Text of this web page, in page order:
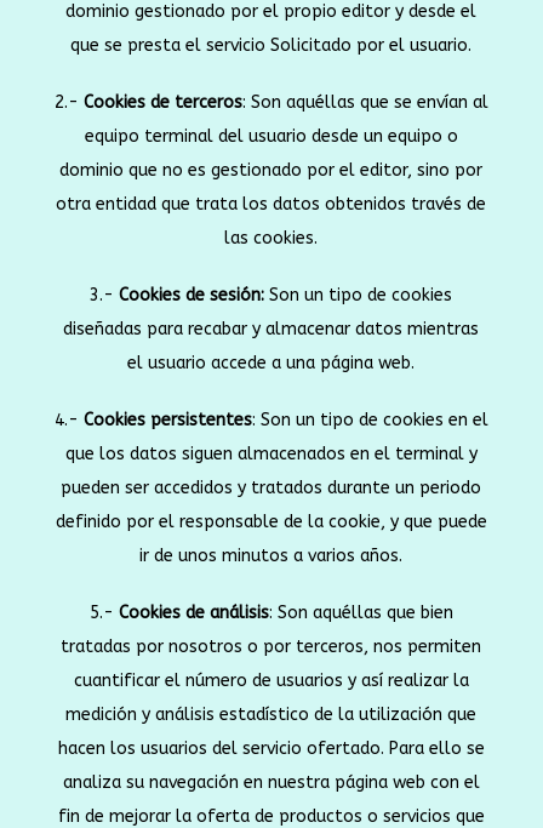
dominio gestionado por el propio editor y desde el
que se presta el servicio Solicitado por el usuario.
2.- Cookies de terceros: Son aquéllas que se envían al
equipo terminal del usuario desde un equipo o
dominio que no es gestionado por el editor, sino por
otra entidad que trata los datos obtenidos través de
las cookies.
3.- Cookies de sesión: Son un tipo de cookies
diseñadas para recabar y almacenar datos mientras
el usuario accede a una página web.
4.- Cookies persistentes: Son un tipo de cookies en el
que los datos siguen almacenados en el terminal y
pueden ser accedidos y tratados durante un periodo
definido por el responsable de la cookie, y que puede
ir de unos minutos a varios años.
5.- Cookies de análisis: Son aquéllas que bien
tratadas por nosotros o por terceros, nos permiten
cuantificar el número de usuarios y así realizar la
medición y análisis estadístico de la utilización que
hacen los usuarios del servicio ofertado. Para ello se
analiza su navegación en nuestra página web con el
fin de mejorar la oferta de productos o servicios que